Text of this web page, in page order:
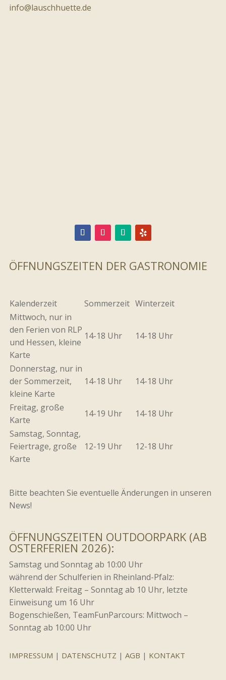
info@lauschhuette.de
ÖFFNUNGSZEITEN DER GASTRONOMIE
Kalenderzeit Sommerzeit Winterzeit
Mittwoch, nur in
den Ferien von RLP
und Hessen, kleine
Karte
14-18 Uhr 14-18 Uhr
Donnerstag, nur in
der Sommerzeit,
kleine Karte
14-18 Uhr 14-18 Uhr
Freitag, große
Karte
14-19 Uhr
14-18 Uhr
Samstag, Sonntag,
Feiertrage, große
Karte
12-19 Uhr 12-18 Uhr
Bitte beachten Sie eventuelle Änderungen in unseren
News!
ÖFFNUNGSZEITEN OUTDOORPARK (AB
OSTERFERIEN 2026):
Samstag und Sonntag ab 10:00 Uhr
während der Schulferien in Rheinland-Pfalz:
Kletterwald: Freitag – Sonntag ab 10 Uhr, letzte
Einweisung um 16 Uhr
Bogenschießen, TeamFunParcours: Mittwoch –
Sonntag ab 10:00 Uhr
IMPRESSUM | DATENSCHUTZ | AGB | KONTAKT